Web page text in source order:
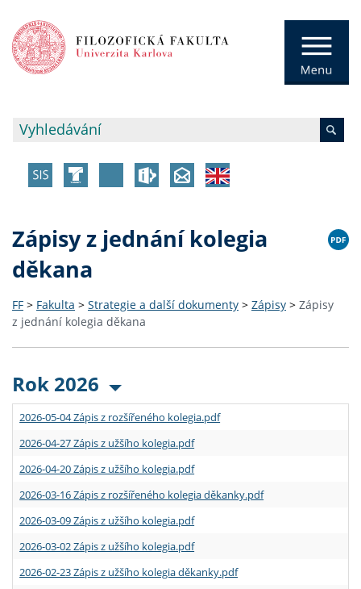
Zápisy z jednání kolegia
děkana
FF > Fakulta > Strategie a další dokumenty > Zápisy > Zápisy
z jednání kolegia děkana
Rok 2026
2026-05-04 Zápis z rozšířeného kolegia.pdf
2026-04-27 Zápis z užšího kolegia.pdf
2026-04-20 Zápis z užšího kolegia.pdf
2026-03-16 Zápis z rozšířeného kolegia děkanky.pdf
2026-03-09 Zápis z užšího kolegia.pdf
2026-03-02 Zápis z užšího kolegia.pdf
2026-02-23 Zápis z užšího kolegia děkanky.pdf